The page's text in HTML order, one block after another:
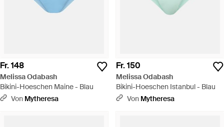
Fr. 148
Melissa Odabash
Bikini-Hoeschen Maine - Blau
Von Mytheresa
Fr. 150
Melissa Odabash
Bikini-Hoeschen Istanbul - Blau
Von Mytheresa